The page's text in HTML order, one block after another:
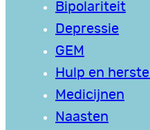
Bipolariteit
Depressie
GEM
Hulp en herstel
Medicijnen
Naasten